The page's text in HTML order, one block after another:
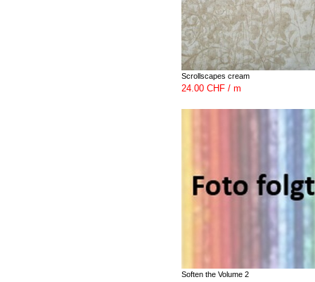
Scrollscapes cream
24.00 CHF / m
Soften the Volume 2